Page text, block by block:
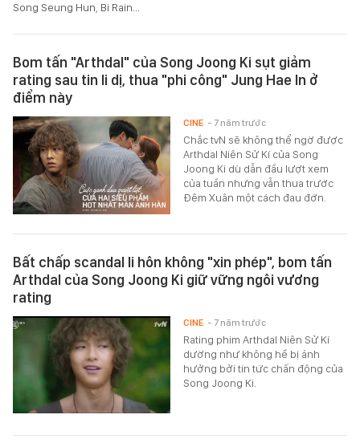
Song Seung Hun, Bi Rain...
Bom tấn "Arthdal" của Song Joong Ki sụt giảm
rating sau tin li dị, thua "phi công" Jung Hae In ở
điểm này
Chắc tvN sẽ không thể ngờ được
Arthdal Niên Sử Kí của Song
Joong Ki dù dẫn đầu lượt xem
của tuần nhưng vẫn thua trước
Đêm Xuân một cách đau đớn.
CINE - 7 năm trước
Bất chấp scandal li hôn không "xin phép", bom tấn
Arthdal của Song Joong Ki giữ vững ngôi vương
rating
Rating phim Arthdal Niên Sử Kí
dường như không hề bị ảnh
hưởng bởi tin tức chấn động của
Song Joong Ki.
CINE - 7 năm trước